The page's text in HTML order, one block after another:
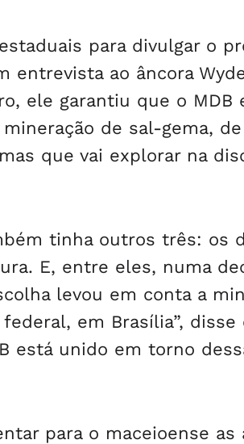
para divulgar o
entrevista ao âncora
ele garantiu que o MDB
de sal-gema, de
que vai explorar na
tinha outros três: os
E, entre eles, numa
levou em conta a
em Brasília”, disse
está unido em torno
para o maceioense as